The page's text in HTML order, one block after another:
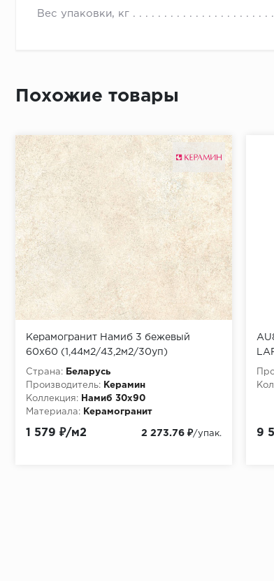
Вес упаковки, кг
Высокая вероятность одобрения: до 95%
Одобрение за 1-2 минуты
Срок предоставления кредита от 3 до 36
Достаточно только паспорта
Похожие товары
Керамогранит Намиб 3 бежевый
60х60 (1,44м2/43,2м2/30уп)
Страна:
Беларусь
Производитель:
Керамин
Коллекция:
Намиб 30х90
Материала:
Керамогранит
1 579 ₽/м2 2 273.76 ₽/упак. 9